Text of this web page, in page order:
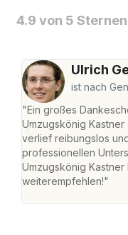
4.9 von 5 Sternen
Ulrich
ist nach
"Ein großes
Umzugskönig Kastner
verlief reibungslos
professionellen
Umzugskönig
weiterempfehlen!"